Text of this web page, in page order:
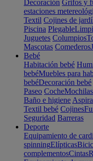
Decoración Grifos y
estaciones
Textil Cojines de
Piscina Plegable
Juguetes Columpios
Mascotas Comederos
Bebé
Habitación bebé
bebéMuebles para
bebéDecoración bebé
Paseo CocheMochilas
Baño e higiene
Textil bebé Cojines
Seguridad Barreras
Deporte
Equipamiento de
spinningElípticas
complementosCintas